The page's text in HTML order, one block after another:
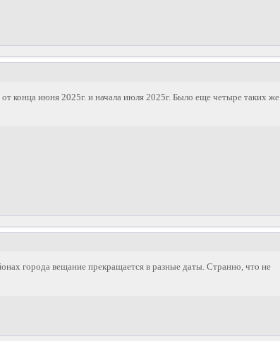
конца июня 2025г. и начала июля 2025г. Было еще четыре таких же
города вещание прекращается в разные даты. Странно, что не